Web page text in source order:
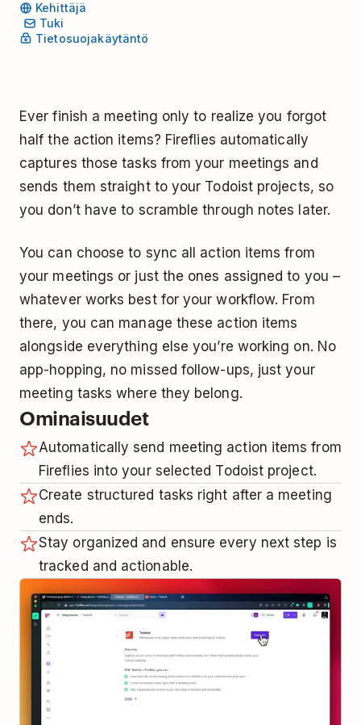
Kehittäjä
Tuki
Tietosuojakäytäntö
Ever finish a meeting only to realize you forgot
half the action items? Fireflies automatically
captures those tasks from your meetings and
sends them straight to your Todoist projects, so
you don’t have to scramble through notes later.
You can choose to sync all action items from
your meetings or just the ones assigned to you –
whatever works best for your workflow. From
there, you can manage these action items
alongside everything else you’re working on. No
app-hopping, no missed follow-ups, just your
meeting tasks where they belong.
Ominaisuudet
Automatically send meeting action items from
Fireflies into your selected Todoist project.
Create structured tasks right after a meeting
ends.
Stay organized and ensure every next step is
tracked and actionable.